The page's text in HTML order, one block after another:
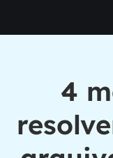
4